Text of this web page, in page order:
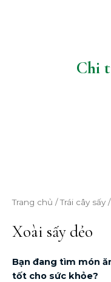
Chi
Trang chủ /Trái cây sấy
Xoài sấy dẻo
Bạn đang tìm món
tốt cho sức khỏe?